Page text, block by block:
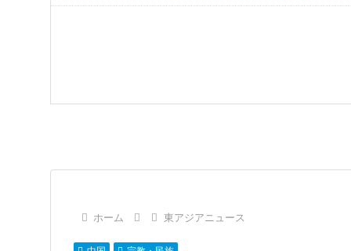
ホーム 東アジアニュース